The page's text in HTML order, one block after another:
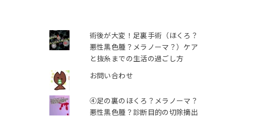
術後が大変！足裏手術（ほくろ？
悪性黒色腫？メラノーマ？）ケア
と抜糸までの生活の過ごし方
お問い合わせ
④足の裏のほくろ？メラノーマ？
悪性黒色腫？診断目的の切除摘出